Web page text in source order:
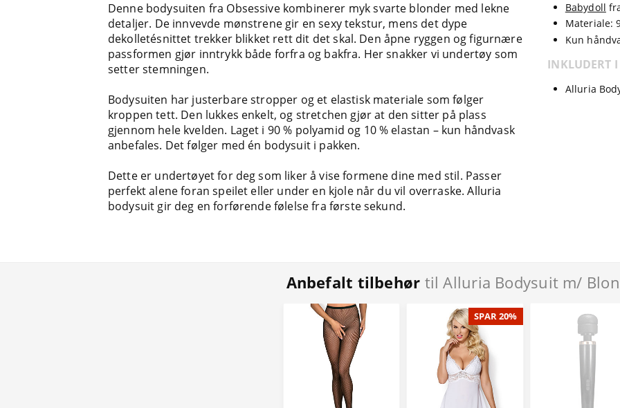
Denne bodysuiten fra Obsessive kombinerer myk svarte blonder med lekne
detaljer. De innvevde mønstrene gir en sexy tekstur, mens det dype
dekolletésnittet trekker blikket rett dit det skal. Den åpne ryggen og figurnære
passformen gjør inntrykk både forfra og bakfra. Her snakker vi undertøy som
setter stemningen.
Bodysuiten har justerbare stropper og et elastisk materiale som følger
kroppen tett. Den lukkes enkelt, og stretchen gjør at den sitter på plass
gjennom hele kvelden. Laget i 90 % polyamid og 10 % elastan – kun håndvask
anbefales. Det følger med én bodysuit i pakken.
Dette er undertøyet for deg som liker å vise formene dine med stil. Passer
perfekt alene foran speilet eller under en kjole når du vil overraske. Alluria
bodysuit gir deg en forførende følelse fra første sekund.
Babydoll
Materiale:
Kun
INKLUDERT I
Alluria
Anbefalt tilbehør til Alluria Bodysuit m/
SPAR 20%